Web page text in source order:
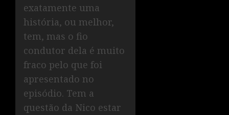
exatamente uma
história, ou melhor,
tem, mas o fio
condutor dela é muito
fraco pelo que foi
apresentado no
episódio. Tem a
questão da Nico estar